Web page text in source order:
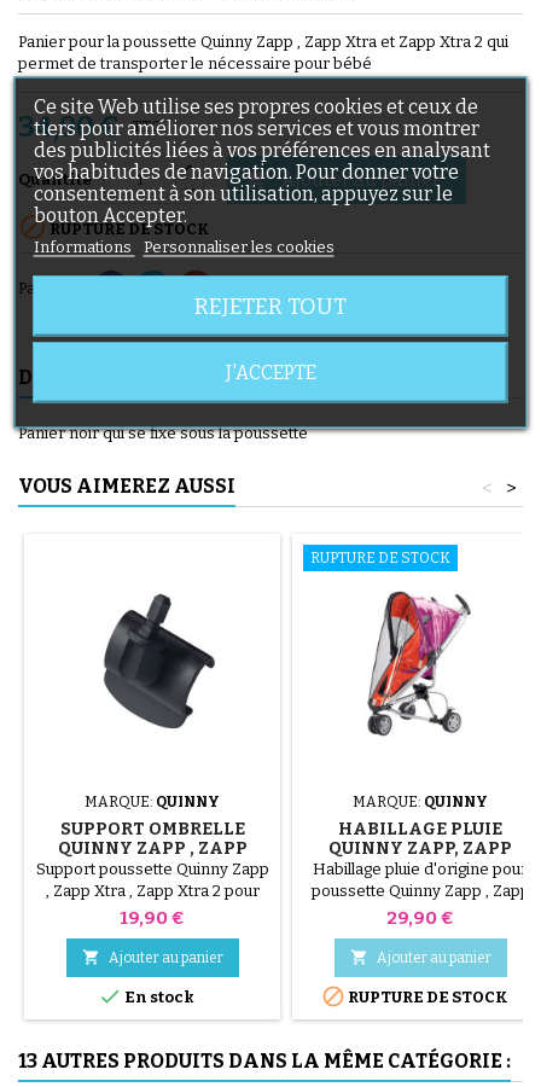
Panier pour la poussette Quinny Zapp , Zapp Xtra et Zapp Xtra 2 qui
permet de transporter le nécessaire pour bébé
34,90 € TTC
Quantité  Ajouter au panier
 RUPTURE DE STOCK
Partager
DESCRIPTION DÉTAILS DU PRODUIT
Panier noir qui se fixe sous la poussette
VOUS AIMEREZ AUSSI >
<
MARQUE: QUINNY
SUPPORT OMBRELLE
QUINNY ZAPP , ZAPP
XTRA , ZAPP XTRA 2
Support poussette Quinny Zapp
, Zapp Xtra , Zapp Xtra 2 pour
fixer une ombrelle
Prix
19,90 €
 Ajouter au panier
 En stock
RUPTURE DE STOCK
MARQUE: QUINNY
HABILLAGE PLUIE
QUINNY ZAPP, ZAPP
XTRA ET ZAPP XTRA 2
Habillage pluie d'origine pour
poussette Quinny Zapp , Zapp
Xtra et Zapp Xtra 2
Prix
29,90 €
 Ajouter au panier
 RUPTURE DE STOCK
13 AUTRES PRODUITS DANS LA MÊME CATÉGORIE :
Ce site Web utilise ses propres cookies et ceux de
tiers pour améliorer nos services et vous montrer
des publicités liées à vos préférences en analysant
vos habitudes de navigation. Pour donner votre
consentement à son utilisation, appuyez sur le
bouton Accepter.
Informations Personnaliser les cookies
REJETER TOUT
J'ACCEPTE